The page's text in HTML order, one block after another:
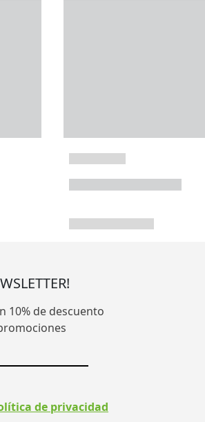
10% de descuento
de privacidad